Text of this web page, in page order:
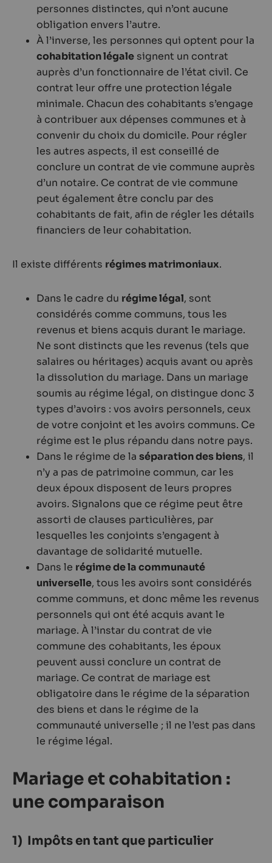
personnes distinctes, qui n’ont aucune
obligation envers l’autre.
À l’inverse, les personnes qui optent pour la
cohabitation légale signent un contrat
auprès d’un fonctionnaire de l’état civil. Ce
contrat leur offre une protection légale
minimale. Chacun des cohabitants s’engage
à contribuer aux dépenses communes et à
convenir du choix du domicile. Pour régler
les autres aspects, il est conseillé de
conclure un contrat de vie commune auprès
d’un notaire. Ce contrat de vie commune
peut également être conclu par des
cohabitants de fait, afin de régler les détails
financiers de leur cohabitation.
Il existe différents régimes matrimoniaux.
Dans le cadre du régime légal, sont
considérés comme communs, tous les
revenus et biens acquis durant le mariage.
Ne sont distincts que les revenus (tels que
salaires ou héritages) acquis avant ou après
la dissolution du mariage. Dans un mariage
soumis au régime légal, on distingue donc 3
types d’avoirs : vos avoirs personnels, ceux
de votre conjoint et les avoirs communs. Ce
régime est le plus répandu dans notre pays.
Dans le régime de la séparation des biens, il
n’y a pas de patrimoine commun, car les
deux époux disposent de leurs propres
avoirs. Signalons que ce régime peut être
assorti de clauses particulières, par
lesquelles les conjoints s’engagent à
davantage de solidarité mutuelle.
Dans le régime de la communauté
universelle, tous les avoirs sont considérés
comme communs, et donc même les revenus
personnels qui ont été acquis avant le
mariage. À l’instar du contrat de vie
commune des cohabitants, les époux
peuvent aussi conclure un contrat de
mariage. Ce contrat de mariage est
obligatoire dans le régime de la séparation
des biens et dans le régime de la
communauté universelle ; il ne l’est pas dans
le régime légal.
Mariage et cohabitation :
une comparaison
1) Impôts en tant que particulier